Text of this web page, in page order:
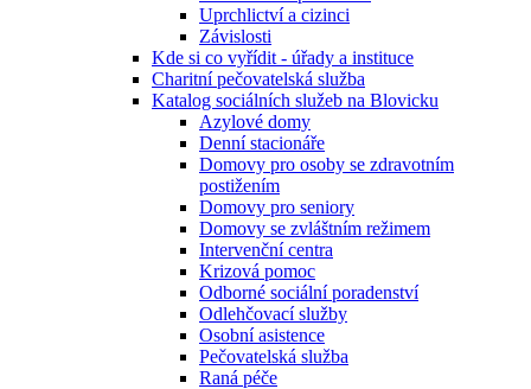
Uprchlictví a cizinci
Závislosti
Kde si co vyřídit - úřady a instituce
Charitní pečovatelská služba
Katalog sociálních služeb na Blovicku
Azylové domy
Denní stacionáře
Domovy pro osoby se zdravotním
postižením
Domovy pro seniory
Domovy se zvláštním režimem
Intervenční centra
Krizová pomoc
Odborné sociální poradenství
Odlehčovací služby
Osobní asistence
Pečovatelská služba
Raná péče